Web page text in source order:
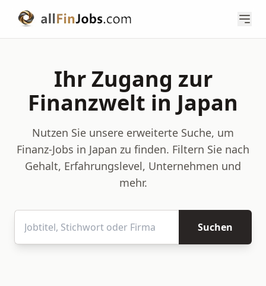
Ihr Zugang zur
Finanzwelt in Japan
Nutzen Sie unsere erweiterte Suche, um
Finanz-Jobs in Japan zu finden. Filtern Sie nach
Gehalt, Erfahrungslevel, Unternehmen und
mehr.
Suchen